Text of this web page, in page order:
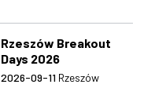
Rzeszów Breakout
Days 2026
2026-09-11 Rzeszów